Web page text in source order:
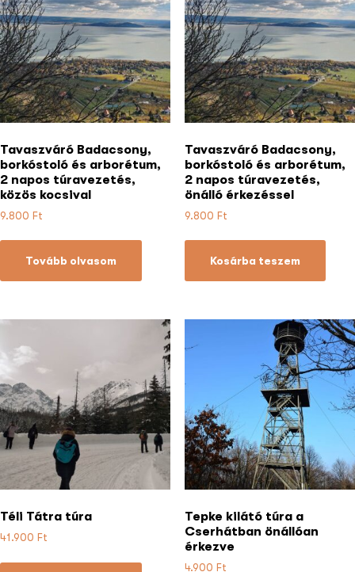
Tavaszváró Badacsony,
borkóstoló és arborétum,
2 napos túravezetés,
közös kocsival
9.800 Ft
Tovább olvasom
Tavaszváró Badacsony,
borkóstoló és arborétum,
2 napos túravezetés,
önálló érkezéssel
9.800 Ft
Kosárba teszem
Téli Tátra túra
41.900 Ft
Tepke kilátó túra a
Cserhátban önállóan
érkezve
4.900 Ft